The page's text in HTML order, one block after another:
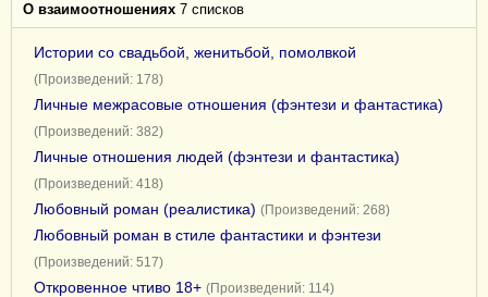
О взаимоотношениях 7 списков
Истории со свадьбой, женитьбой, помолвкой
(Произведений: 178)
Личные межрасовые отношения (фэнтези и фантастика)
(Произведений: 382)
Личные отношения людей (фэнтези и фантастика)
(Произведений: 418)
Любовный роман (реалистика) (Произведений: 268)
Любовный роман в стиле фантастики и фэнтези
(Произведений: 517)
Откровенное чтиво 18+ (Произведений: 114)